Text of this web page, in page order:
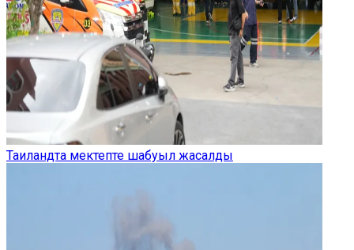
Таиландта мектепте шабуыл жасалды